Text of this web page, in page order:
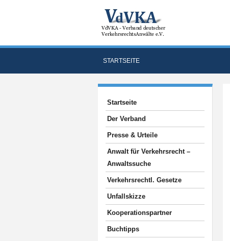
STARTSEITE
Startseite
Der Verband
Presse & Urteile
Anwalt für Verkehrsrecht –
Anwaltssuche
Verkehrsrechtl. Gesetze
Unfallskizze
Kooperationspartner
Buchtipps